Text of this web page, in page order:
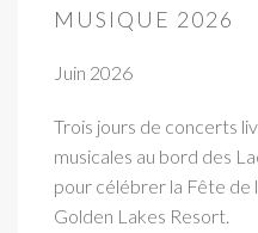
MUSIQUE 2026
Juin 2026
Trois jours de concerts
musicales au bord des
pour célébrer la Fête de
Golden Lakes Resort.